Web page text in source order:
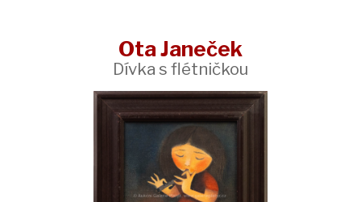
Ota Janeček
Dívka s flétničkou